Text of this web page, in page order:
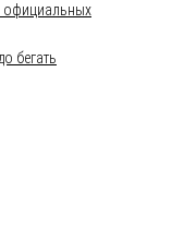
официальных
бегать